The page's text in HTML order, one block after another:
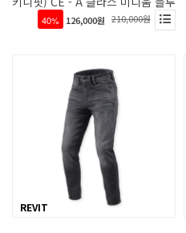
40% 126,000원 210,000원
REVIT